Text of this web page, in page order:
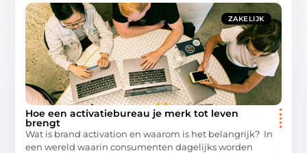
ZAKELIJK
Hoe een activatiebureau je merk tot leven
brengt
Wat is brand activation en waarom is het belangrijk? In
een wereld waarin consumenten dagelijks worden